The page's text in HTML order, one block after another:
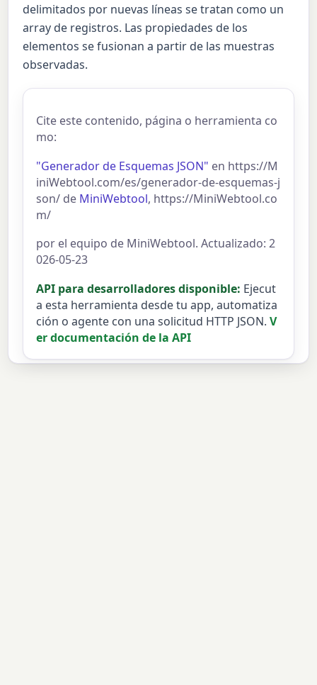
delimitados por nuevas líneas se tratan como un
array de registros. Las propiedades de los
elementos se fusionan a partir de las muestras
observadas.
Cite este contenido, página o herramienta co
mo:
"Generador de Esquemas JSON" en https://M
iniWebtool.com/es/generador-de-esquemas-j
son/ de MiniWebtool, https://MiniWebtool.co
m/
por el equipo de MiniWebtool. Actualizado: 2
026-05-23
API para desarrolladores disponible: Ejecut
a esta herramienta desde tu app, automatiza
ción o agente con una solicitud HTTP JSON. V
er documentación de la API